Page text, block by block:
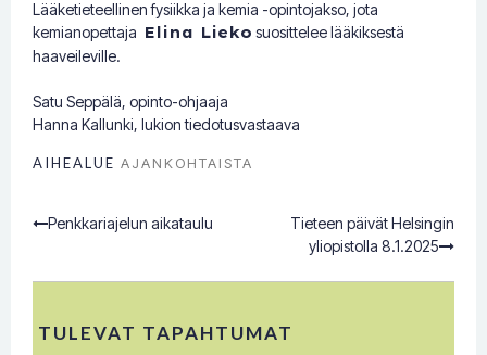
Lääketieteellinen fysiikka ja kemia -opintojakso, jota
kemianopettaja Elina Lieko suosittelee lääkiksestä
haaveileville.
Satu Seppälä, opinto-ohjaaja
Hanna Kallunki, lukion tiedotusvastaava
AIHEALUE AJANKOHTAISTA
Post
navigation
Tieteen päivät Helsingin
yliopistolla 8.1.2025
Penkkariajelun aikataulu
TULEVAT TAPAHTUMAT